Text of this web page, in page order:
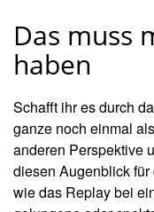
betrachten könnt. So
ausmachen und euch
im Laufe der Strecke
nur mit etwas Geduld,
Plus-Knopf drücken
Partyspiele